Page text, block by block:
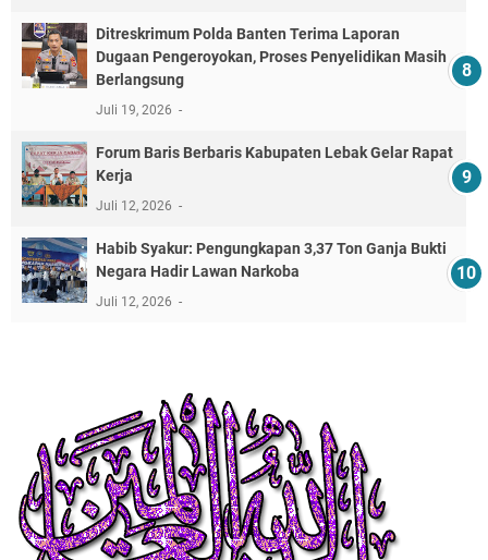
Ditreskrimum Polda Banten Terima Laporan
Dugaan Pengeroyokan, Proses Penyelidikan Masih
Berlangsung
Juli 19, 2026
Forum Baris Berbaris Kabupaten Lebak Gelar Rapat
Kerja
Juli 12, 2026
​Habib Syakur: Pengungkapan 3,37 Ton Ganja Bukti
Negara Hadir Lawan Narkoba
Juli 12, 2026